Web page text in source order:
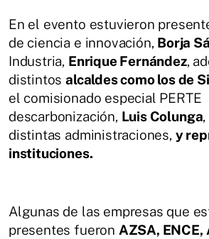
En el evento estuvieron
de ciencia e innovación, Borja
Industria, Enrique Fernández,
distintosalcaldes como los de
el comisionado especial PERTE
descarbonización, Luis Colunga,
distintas administraciones, y
instituciones.
Algunas de las empresas que
presentes fueron AZSA, ENCE,